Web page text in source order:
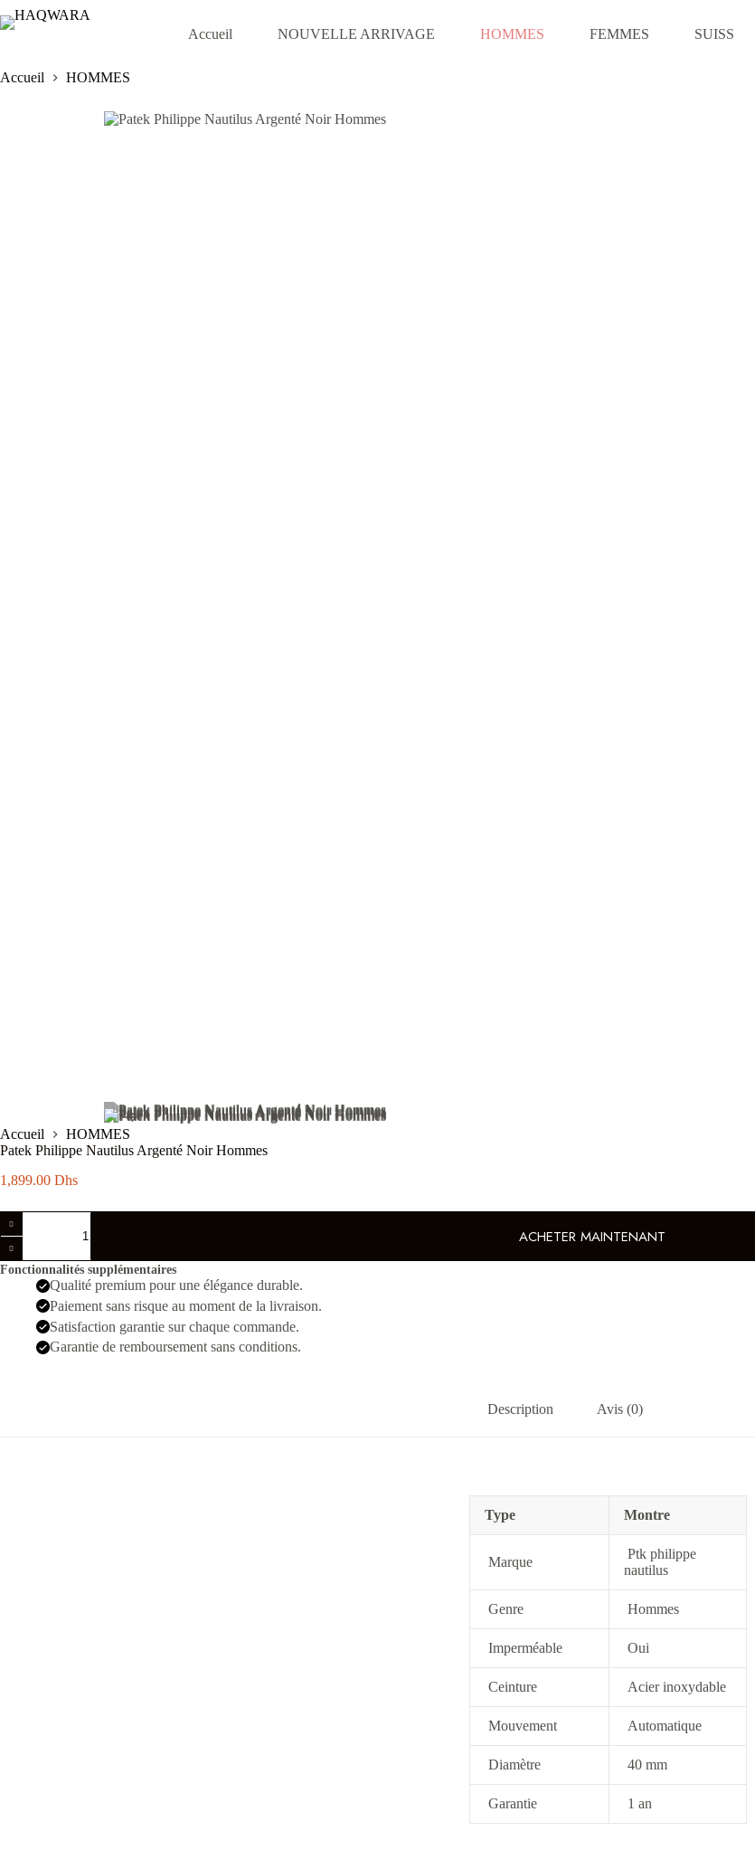
Passer
au
Accueil NOUVELLE ARRIVAGE HOMMES FEMMES SUISS
Accueil
HOMMES
Accueil
HOMMES
Patek Philippe Nautilus Argenté Noir Hommes
1,899.00 Dhs
de
Patek
Philippe
Nautilus
Argenté
Hommes
ACHETER MAINTENANT
Fonctionnalités supplémentaires
Qualité premium pour une élégance durable.
Paiement sans risque au moment de la livraison.
Satisfaction garantie sur chaque commande.
Garantie de remboursement sans conditions.
Description Avis (0)
Type Montre
Marque
Ptk philippe
nautilus
Genre Hommes
Imperméable Oui
Ceinture Acier inoxydable
Mouvement Automatique
Diamètre 40 mm
Garantie 1 an